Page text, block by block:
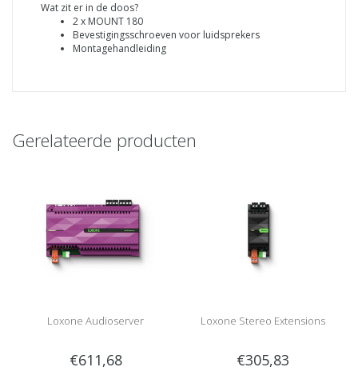
Wat zit er in de doos?
2 x MOUNT 180
Bevestigingsschroeven voor luidsprekers
Montagehandleiding
Gerelateerde producten
Loxone Audioserver
€611,68
Loxone Stereo Extensions
€305,83